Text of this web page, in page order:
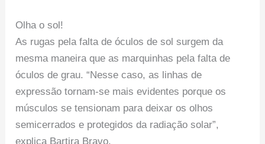
Olha o sol!
As rugas pela falta de óculos de sol surgem da
mesma maneira que as marquinhas pela falta de
óculos de grau. “Nesse caso, as linhas de
expressão tornam-se mais evidentes porque os
músculos se tensionam para deixar os olhos
semicerrados e protegidos da radiação solar”,
explica Bartira Bravo.